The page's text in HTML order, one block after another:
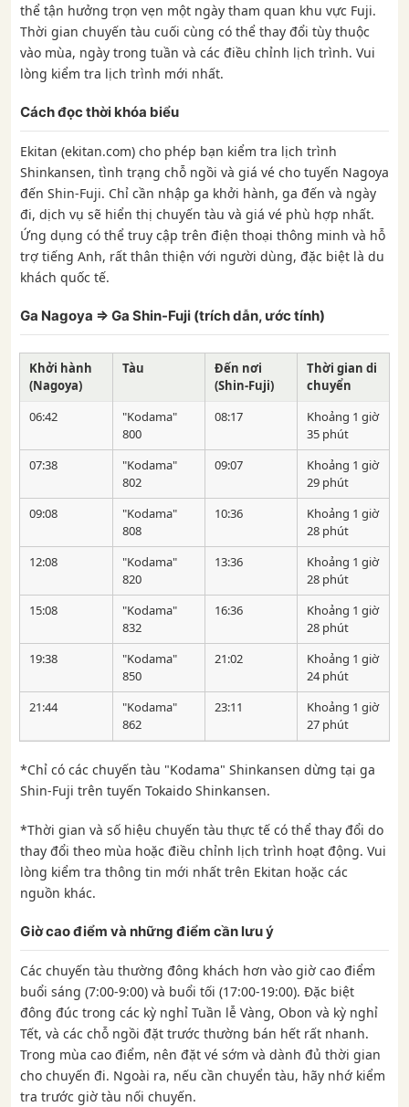
thể tận hưởng trọn vẹn một ngày tham quan khu vực Fuji.
Thời gian chuyến tàu cuối cùng có thể thay đổi tùy thuộc
vào mùa, ngày trong tuần và các điều chỉnh lịch trình. Vui
lòng kiểm tra lịch trình mới nhất.
Cách đọc thời khóa biểu
Ekitan (ekitan.com) cho phép bạn kiểm tra lịch trình
Shinkansen, tình trạng chỗ ngồi và giá vé cho tuyến Nagoya
đến Shin-Fuji. Chỉ cần nhập ga khởi hành, ga đến và ngày
đi, dịch vụ sẽ hiển thị chuyến tàu và giá vé phù hợp nhất.
Ứng dụng có thể truy cập trên điện thoại thông minh và hỗ
trợ tiếng Anh, rất thân thiện với người dùng, đặc biệt là du
khách quốc tế.
Ga Nagoya ⇒ Ga Shin-Fuji (trích dẫn, ước tính)
Khởi hành
(Nagoya)
Tàu
Đến nơi
(Shin-Fuji)
Thời gian di
chuyển
06:42
"Kodama"
800
08:17
Khoảng 1 giờ
35 phút
07:38
"Kodama"
802
09:07
Khoảng 1 giờ
29 phút
09:08
"Kodama"
808
10:36
Khoảng 1 giờ
28 phút
12:08
"Kodama"
820
13:36
Khoảng 1 giờ
28 phút
15:08
"Kodama"
832
16:36
Khoảng 1 giờ
28 phút
19:38
"Kodama"
850
21:02
Khoảng 1 giờ
24 phút
21:44
"Kodama"
862
23:11
Khoảng 1 giờ
27 phút
*Chỉ có các chuyến tàu "Kodama" Shinkansen dừng tại ga
Shin-Fuji trên tuyến Tokaido Shinkansen.
*Thời gian và số hiệu chuyến tàu thực tế có thể thay đổi do
thay đổi theo mùa hoặc điều chỉnh lịch trình hoạt động. Vui
lòng kiểm tra thông tin mới nhất trên Ekitan hoặc các
nguồn khác.
Giờ cao điểm và những điểm cần lưu ý
Các chuyến tàu thường đông khách hơn vào giờ cao điểm
buổi sáng (7:00-9:00) và buổi tối (17:00-19:00). Đặc biệt
đông đúc trong các kỳ nghỉ Tuần lễ Vàng, Obon và kỳ nghỉ
Tết, và các chỗ ngồi đặt trước thường bán hết rất nhanh.
Trong mùa cao điểm, nên đặt vé sớm và dành đủ thời gian
cho chuyến đi. Ngoài ra, nếu cần chuyển tàu, hãy nhớ kiểm
tra trước giờ tàu nối chuyến.